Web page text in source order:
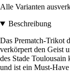
Alle Varianten
Beschreibung
Das Prematch-Trikot
verkörpert den Geist
des Stade
und ist ein Must-